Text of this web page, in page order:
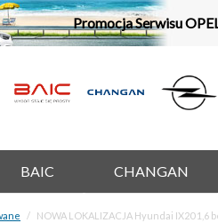
Promocja Serwisu
BAIC CHANGAN
NOWA LOKALIZACJA Hyundai IX20 1,6